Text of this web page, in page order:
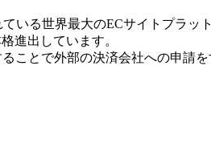
いる世界最大のECサイトプラッ
進出しています。
ことで外部の決済会社への申請